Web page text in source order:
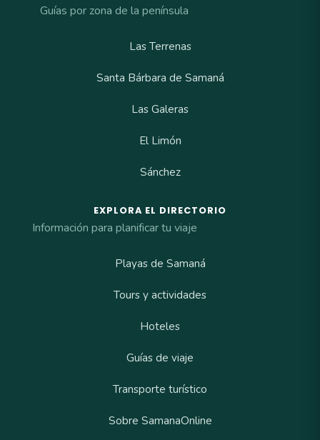
Guías por zona de la península
Las Terrenas
Santa Bárbara de Samaná
Las Galeras
El Limón
Sánchez
EXPLORA EL DIRECTORIO
Información para planificar tu viaje
Playas de Samaná
Tours y actividades
Hoteles
Guías de viaje
Transporte turístico
Sobre SamanaOnline